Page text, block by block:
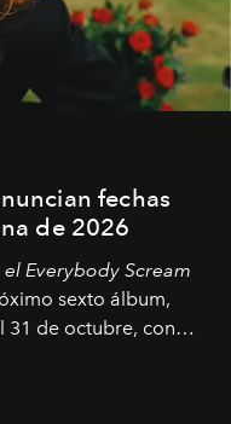
fechas
de 2026
el Everybody Scream
sexto álbum,
31 de octubre, con